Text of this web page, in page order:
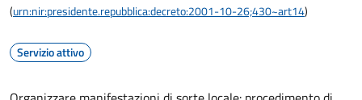
(urn:nir:presidente.repubblica:decreto:2001-10-26;430~art14)
Servizio attivo